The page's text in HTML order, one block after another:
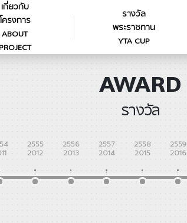
เกี่ยวกับ
โครงการ
ABOUT
รางวัล
พระราชทาน
YTA CUP
AWARD
รางวัล
2555
2012
2556
2013
2557
2014
2558
2015
2559
2016